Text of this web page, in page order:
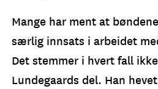
Mange har ment at
særlig innsats i arbeidet
Det stemmer i hvert fall
Lundegaards del. Han